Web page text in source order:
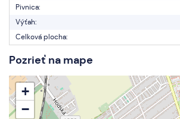
Pivnica:
Výťah:
Celková plocha:
Pozrieť na mape
+
−